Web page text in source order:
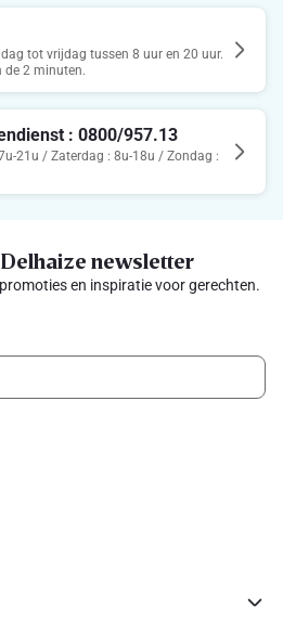
tot vrijdag tussen 8 uur en 20 uur.
de 2 minuten.
: 0800/957.13
21u / Zaterdag : 8u-18u / Zondag :
newsletter
en inspiratie voor gerechten.